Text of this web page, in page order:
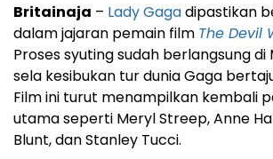
Britainaja – Lady Gagadipastikan
dalam jajaran pemain film The Devil
Proses syuting sudah berlangsung di
sela kesibukan tur dunia Gaga
Film ini turut menampilkan kembali
utama seperti Meryl Streep, Anne
Blunt, dan Stanley Tucci.